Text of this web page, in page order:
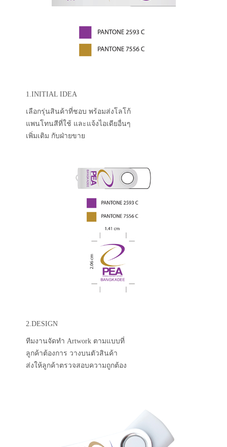
1.INITIAL IDEA
เลือกรุ่นสินค้าที่ชอบ พร้อมส่งโลโก้
แพนโทนสีที่ใช้ และแจ้งไอเดียอื่นๆ
เพิ่มเติม กับฝ่ายขาย
2.DESIGN
ทีมงานจัดทำ Artwork ตามแบบที่
ลูกค้าต้องการ วางบนตัวสินค้า
ส่งให้ลูกค้าตรวจสอบความถูกต้อง